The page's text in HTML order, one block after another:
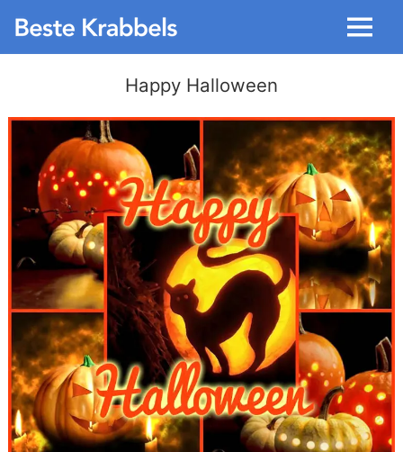
Menu
Happy Halloween